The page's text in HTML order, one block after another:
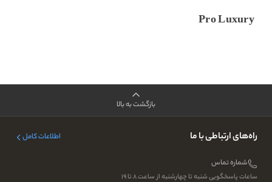
Pro Luxury
بازگشت به بالا
راه‌های ارتباطی با ما اطلاعات کامل
شماره تماس
ساعات پاسخگویی شنبه تا چهارشنبه از ساعت ۸ تا ۱۹